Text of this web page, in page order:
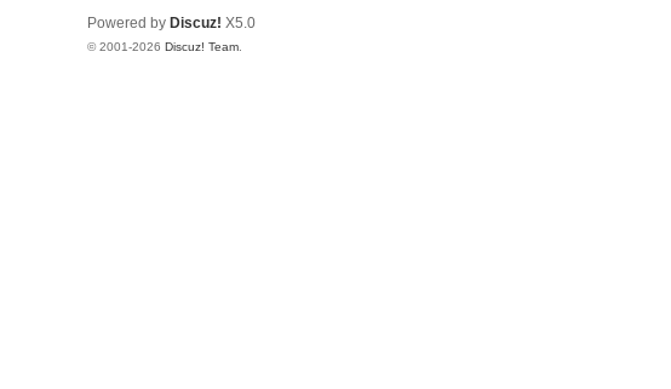
Powered by Discuz! X5.0
© 2001-2026 Discuz! Team